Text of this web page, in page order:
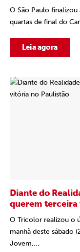
O São Paulo
quartas de final do
Leia agora
Diante do
querem terceira
O Tricolor realizou o
manhã deste sábado
Jovem,...